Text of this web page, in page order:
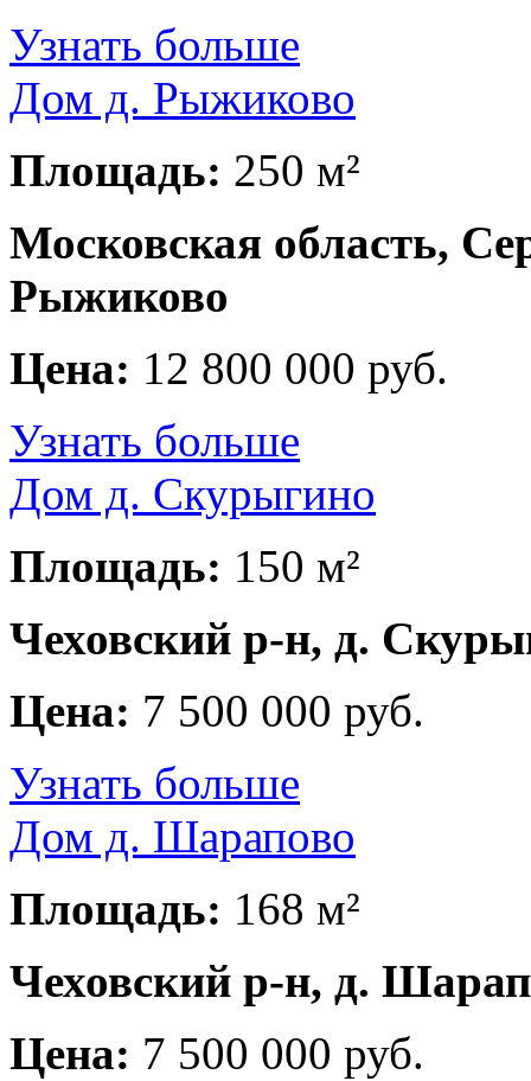
Узнать больше
Дом д. Рыжиково
Площадь: 250 м²
Московская область,
Рыжиково
Цена: 12 800 000 руб.
Узнать больше
Дом д. Скурыгино
Площадь: 150 м²
Чеховский р-н, д.
Цена: 7 500 000 руб.
Узнать больше
Дом д. Шарапово
Площадь: 168 м²
Чеховский р-н, д.
Цена: 7 500 000 руб.